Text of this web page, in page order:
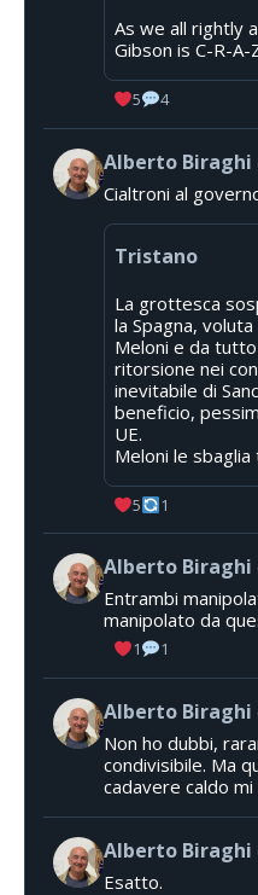
As we all rightly
Gibson is C-R-A-
5 4
Alberto Biraghi
Cialtroni al
Tristano
La grottesca
la Spagna,
Meloni e da
ritorsione nei
inevitabile di
beneficio,
UE.
Meloni le
5 1
Alberto Biraghi
Entrambi
manipolato da
1 1
Alberto Biraghi
Non ho dubbi,
condivisibile. Ma
cadavere caldo
Alberto Biraghi
Esatto.